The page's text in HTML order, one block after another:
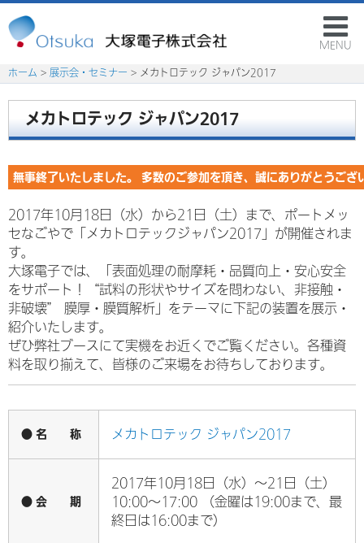
MENU
ホーム > 展示会・セミナー > メカトロテック ジャパン2017
メカトロテック ジャパン2017
無事終了いたしました。 多数のご参加を頂き、誠にありがとうござ
2017年10月18日（水）から21日（土）まで、ポートメッ
セなごやで「メカトロテックジャパン2017」が開催されま
す。
大塚電子では、「表面処理の耐摩耗・品質向上・安心安全
をサポート！“試料の形状やサイズを問わない、非接触・
非破壊” 膜厚・膜質解析」をテーマに下記の装置を展示・
紹介いたします。
ぜひ弊社ブースにて実機をお近くでご覧ください。各種資
料を取り揃えて、皆様のご来場をお待ちしております。
● 名 称 メカトロテック ジャパン2017
● 会 期
2017年10月18日（水）～21日（土）
10:00～17:00 （金曜は19:00まで、最
終日は16:00まで）